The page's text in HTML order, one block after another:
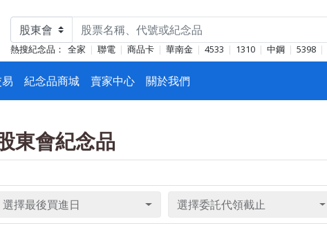
熱搜紀念品： 全家 聯電 商品卡 華南金 4533 1310 中鋼 5398
紀念品商城 賣家中心 關於我們
東會紀念品
選擇最後買進日 選擇委託代領截止